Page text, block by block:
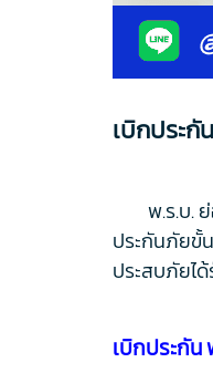
เบิกประกั
พ.ร.บ. ย่อ
ประกันภัยขั้
ประสบภัยไ
เบิกประกัน